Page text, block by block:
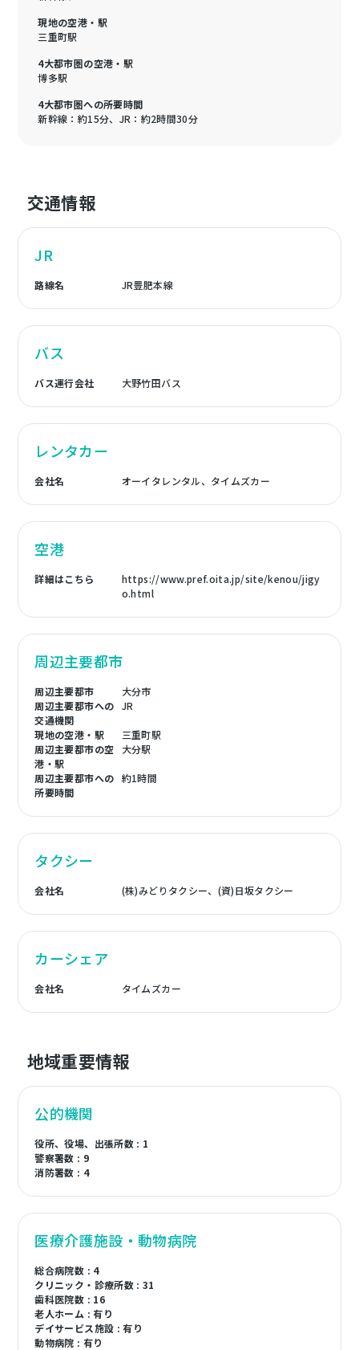
現地の空港・駅
三重町駅
4大都市圏の空港・駅
博多駅
4大都市圏への所要時間
新幹線：約15分、JR：約2時間30分
交通情報
JR
路線名 JR豊肥本線
バス
バス運行会社 大野竹田バス
レンタカー
会社名 オーイタレンタル、タイムズカー
空港
詳細はこちら
https://www.pref.oita.jp/site/kenou/jigy
o.html
周辺主要都市
周辺主要都市
大分市
周辺主要都市への
交通機関
JR
現地の空港・駅
三重町駅
周辺主要都市の空
港・駅
大分駅
周辺主要都市への
所要時間
約1時間
タクシー
会社名 (株)みどりタクシー、(資)日坂タクシー
カーシェア
会社名 タイムズカー
地域重要情報
公的機関
役所、役場、出張所数 : 1
警察署数 : 9
消防署数 : 4
医療介護施設・動物病院
総合病院数 : 4
クリニック・診療所数 : 31
歯科医院数 : 16
老人ホーム : 有り
デイサービス施設 : 有り
動物病院 : 有り